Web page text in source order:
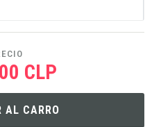
CLP
AL CARRO